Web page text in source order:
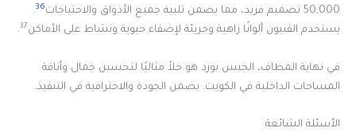
50,000 تصميم فريد، مما يضمن تلبية جميع الأذواق والاحتياجات
36
.
يستخدم الفنيون ألوانًا زاهية وجريئة لإضفاء حيوية ونشاط على الأماكن37
.
في نهاية المطاف، الجبس بورد هو حلاً مثاليًا لتحسين جمال وأناقة
المساحات الداخلية في الكويت. يضمن الجودة والاحترافية في التنفيذ.
الأسئلة الشائعة